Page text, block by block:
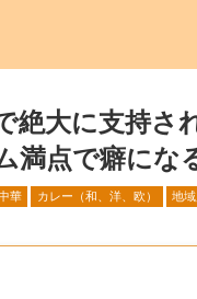
絶大に支持さ
満点で癖にな
華 カレー（和、洋、欧） 地